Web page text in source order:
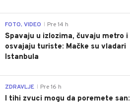
FOTO, VIDEO Pre 14 h
Spavaju u izlozima, čuvaju metro i
osvajaju turiste: Mačke su vladari
Istanbula
ZDRAVLJE Pre 16 h
I tihi zvuci mogu da poremete san: